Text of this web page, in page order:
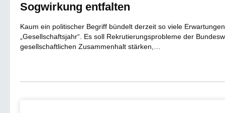
Sogwirkung entfalten
Kaum ein politischer Begriff bündelt derzeit so viele
„Gesellschaftsjahr“. Es soll Rekrutierungsprobleme der
gesellschaftlichen Zusammenhalt stärken,…